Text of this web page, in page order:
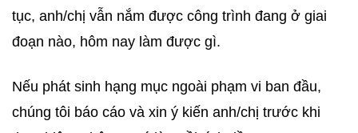
tục, anh/chị vẫn nắm được công trình đang ở giai
đoạn nào, hôm nay làm được gì.
Nếu phát sinh hạng mục ngoài phạm vi ban đầu,
chúng tôi báo cáo và xin ý kiến anh/chị trước khi